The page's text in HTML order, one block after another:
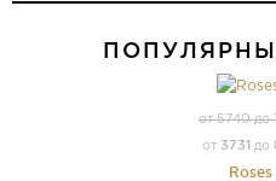
от 5740 до
от 3731 до
Roses